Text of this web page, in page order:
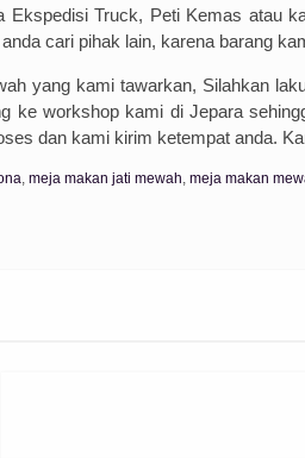
Ekspedisi Truck, Peti Kemas atau
cari pihak lain, karena barang
yang kami tawarkan, Silahkan
ke workshop kami di Jepara
dan kami kirim ketempat anda.
, meja makan jati mewah, meja makan